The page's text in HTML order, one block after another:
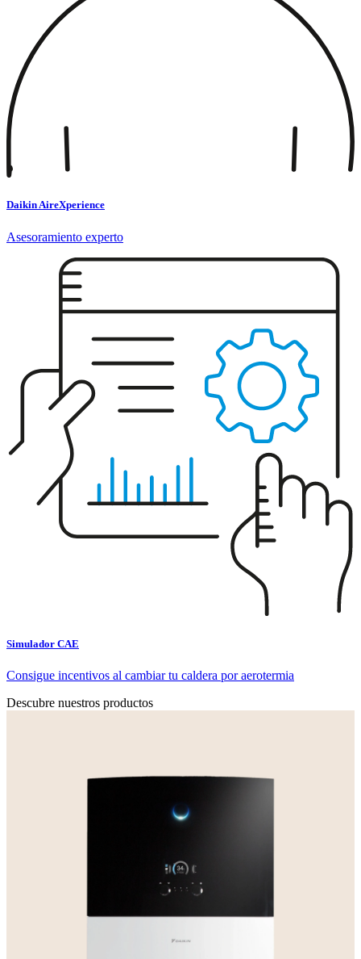
Daikin AireXperience
Asesoramiento experto
Simulador CAE
Consigue incentivos al cambiar tu caldera por aerotermia
Descubre nuestros productos